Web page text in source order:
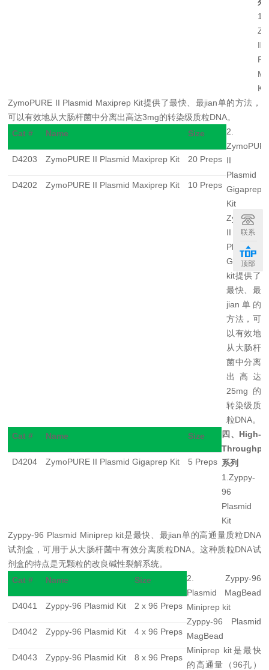
1.
II
Kit
ZymoPURE II Plasmid Maxiprep Kit提供了最快、最jian单的方法，
可以有效地从大肠杆菌中分离出高达3mg的转染级质粒DNA。
Cat #
Name Size
D4203 ZymoPURE II Plasmid Maxiprep Kit 20 Preps
D4202 ZymoPURE II Plasmid Maxiprep Kit 10 Preps
2.
II
Plasmid
Gigaprep
Kit
II
Plasmid
Gigaprep
kit提供了
最快、最
jian单 的
方法，可
以有效地
从大肠杆
菌中分离
出高达
25mg 的
转染级质
粒DNA。
Cat #
Name Size
D4204 ZymoPURE II Plasmid Gigaprep Kit 5 Preps
四、 High-
系列
1.Zyppy-
96
Plasmid
Kit
Zyppy-96 Plasmid Miniprep kit是最快、最jian单的高通量质粒DNA
试剂盒，可用于从大肠杆菌中有效分离质粒DNA。这种质粒DNA试
剂盒的特点是无颗粒的改良碱性裂解系统。
Cat #
Name Size
D4041 Zyppy-96 Plasmid Kit 2 x 96 Preps
D4042 Zyppy-96 Plasmid Kit 4 x 96 Preps
D4043 Zyppy-96 Plasmid Kit 8 x 96 Preps
2. Zyppy-96
Plasmid MagBead
Miniprep kit
Zyppy-96 Plasmid
MagBead
Miniprep kit是最快
的高通量（96孔）
联系
顶部